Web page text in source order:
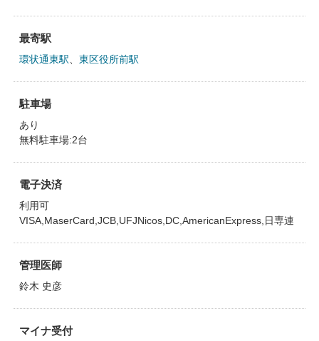
最寄駅
環状通東駅 東区役所前駅
駐車場
あり
無料駐車場:2台
電子決済
利用可
VISA,MaserCard,JCB,UFJNicos,DC,AmericanExpress,日専連
管理医師
鈴木 史彦
マイナ受付